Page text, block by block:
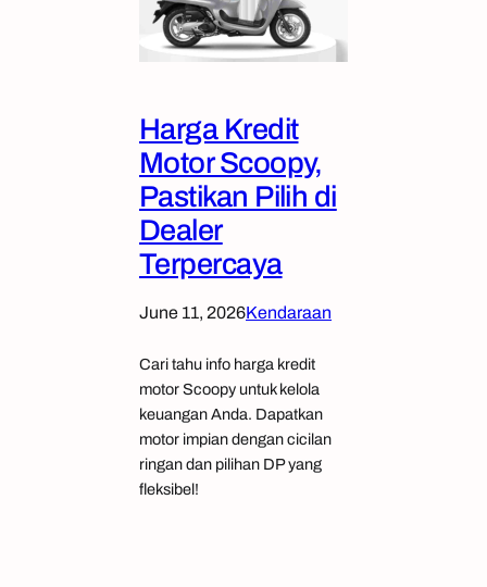
Harga Kredit
Motor Scoopy,
Pastikan Pilih di
Dealer
Terpercaya
June 11, 2026Kendaraan
Cari tahu info harga kredit
motor Scoopy untuk kelola
keuangan Anda. Dapatkan
motor impian dengan cicilan
ringan dan pilihan DP yang
fleksibel!